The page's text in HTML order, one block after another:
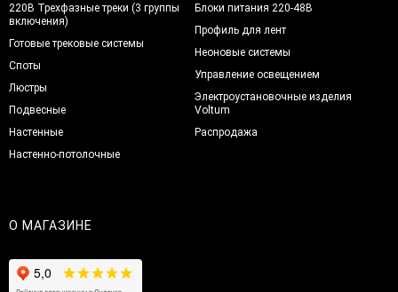
220В Трехфазные треки (3 группы
включения)
Готовые трековые системы
Споты
Люстры
Подвесные
Настенные
Настенно-потолочные
Блоки питания 220-48В
Профиль для лент
Неоновые системы
Управление освещением
Электроустановочные изделия
Voltum
Распродажа
О МАГАЗИНЕ